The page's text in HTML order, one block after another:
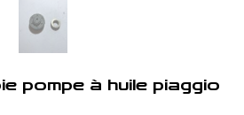
pompe à huile piaggio